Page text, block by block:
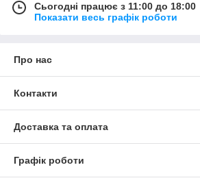
Сьогодні працює з 11:00 до 18:00
Показати весь графік роботи
Про нас
Контакти
Доставка та оплата
Графік роботи